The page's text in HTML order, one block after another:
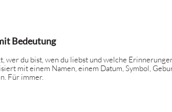
Bedeutung
wer du bist, wen du liebst und welche
mit einem Namen, einem Datum, Symbol,
Für immer.